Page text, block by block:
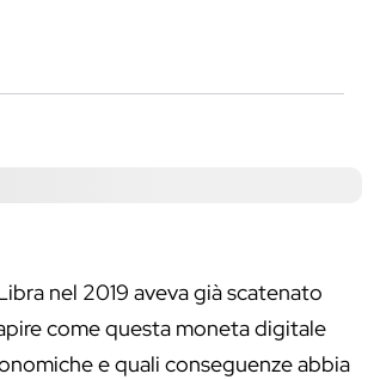
nel 2019 aveva già scatenato
come questa moneta digitale
e quali conseguenze abbia